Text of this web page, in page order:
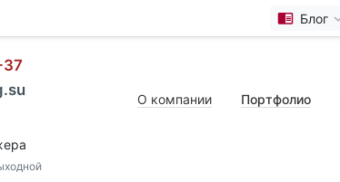
Блог
37
О компании Портфолио